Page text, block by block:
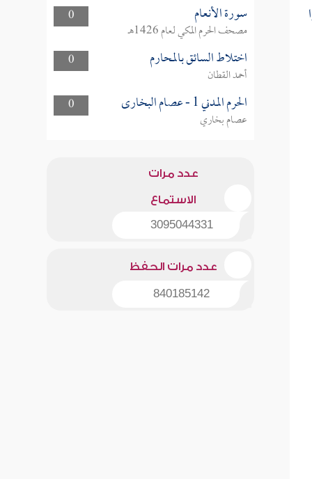
0
سورة الأنعام
مصحف الحرم المكي لعام 1426هـ
0
اختلاط السائق بالمحارم
أحمد القطان
0
الحرم المدني 1 - عصام البخارى
عصام بخاري
عدد مرات
الاستماع
3095044331
عدد مرات الحفظ
840185142